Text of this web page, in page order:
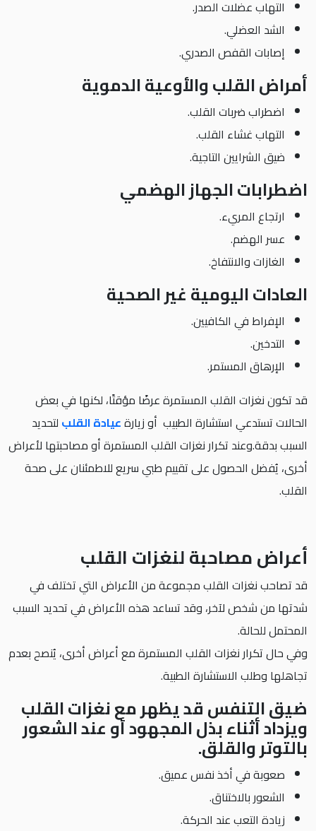
التهاب عضلات الصدر.
الشد العضلي.
إصابات القفص الصدري.
أمراض القلب والأوعية الدموية
اضطراب ضربات القلب.
التهاب غشاء القلب.
ضيق الشرايين التاجية.
اضطرابات الجهاز الهضمي
ارتجاع المريء.
عسر الهضم.
الغازات والانتفاخ.
العادات اليومية غير الصحية
الإفراط في الكافيين.
التدخين.
الإرهاق المستمر.
قد تكون نغزات القلب المستمرة عرضًا مؤقتًا، لكنها في بعض
الحالات تستدعي استشارة الطبيب أو زيارةعيادة القلبلتحديد
السبب بدقة.وعند تكرار نغزات القلب المستمرة أو مصاحبتها لأعراض
أخرى، يُفضل الحصول على تقييم طبي سريع للاطمئنان على صحة
القلب.
أعراض مصاحبة لنغزات القلب
قد تصاحب نغزات القلب مجموعة من الأعراض التي تختلف في
شدتها من شخص لآخر، وقد تساعد هذه الأعراض في تحديد السبب
المحتمل للحالة.
وفي حال تكرار نغزات القلب المستمرة مع أعراض أخرى، يُنصح بعدم
تجاهلها وطلب الاستشارة الطبية.
ضيق التنفس قد يظهر مع نغزات القلب
ويزداد أثناء بذل المجهود أو عند الشعور
بالتوتر والقلق.
صعوبة في أخذ نفس عميق.
الشعور بالاختناق.
زيادة التعب عند الحركة.